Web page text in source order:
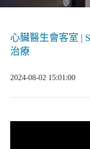
心臟醫生會客室 |
治療
2024-08-02 15:01:00